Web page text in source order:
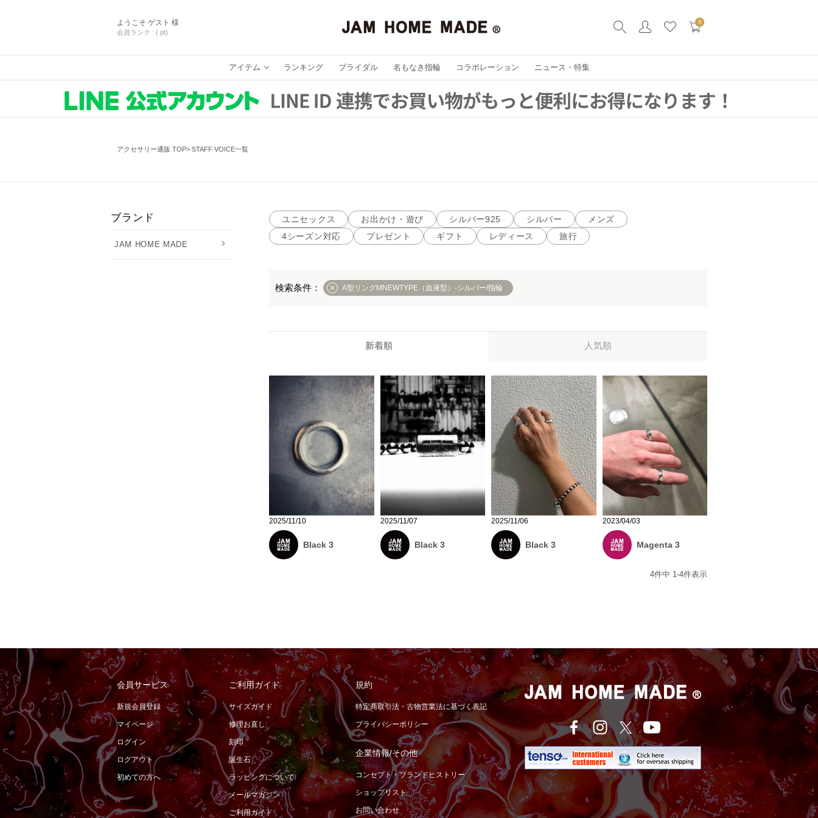
ようこそ ゲスト 様
会員ランク : ( pt)
0
アイテム ランキング ブライダル 名もなき指輪 コラボレーション ニュース・特集
アクセサリー通販 TOP STAFF VOICE一覧
ブランド
JAM HOME MADE
ユニセックス お出かけ・遊び シルバー925 シルバー
メンズ
4シーズン対応
プレゼント ギフト レディース 旅行
A型リングMNEWTYPE（血液型）-シルバー/指輪
新着順 人気順
2025/11/10
Black 3
2025/11/07
Black 3
2025/11/06
Black 3
2023/04/03
Magenta 3
4件中 1-4件表示
会員サービス
新規会員登録
マイページ
ログイン
ログアウト
初めての方へ
ご利用ガイド
サイズガイド
修理お直し
刻印
誕生石
ラッピングについて
メールマガジン
ご利用ガイド
規約
特定商取引法・古物営業法に基づく表記
プライバシーポリシー
企業情報/その他
コンセプト・ブランドヒストリー
ショップリスト
お問い合わせ